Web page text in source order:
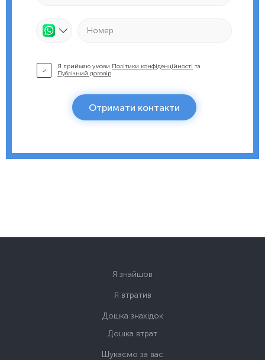
Я приймаю умови Політики конфіденційності та
Публічний договір
Отримати контакти
Я знайшов
Я втратив
Дошка знахідок
Дошка втрат
Шукаємо за вас